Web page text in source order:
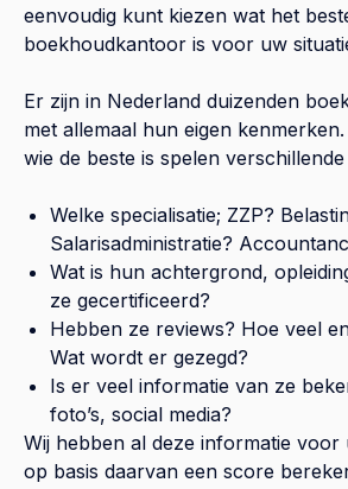
eenvoudig kunt kiezen wat het
boekhoudkantoor is voor uw
Er zijn in Nederland duizenden
met allemaal hun eigen
wie de beste is spelen
Welke specialisatie; ZZP?
Salarisadministratie?
Wat is hun achtergrond,
ze gecertificeerd?
Hebben ze reviews? Hoe veel
Wat wordt er gezegd?
Is er veel informatie van ze
foto’s, social media?
Wij hebben al deze informatie voor
op basis daarvan een score